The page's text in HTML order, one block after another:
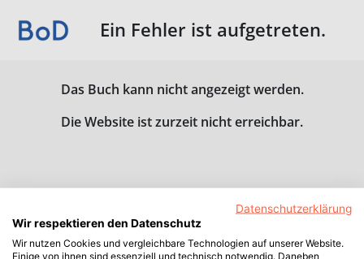
Ein Fehler ist aufgetreten.
Das Buch kann nicht angezeigt werden.
Die Website ist zurzeit nicht erreichbar.
Datenschutzerklärung
Wir respektieren den Datenschutz
Wir nutzen Cookies und vergleichbare Technologien auf unserer Website.
Einige von ihnen sind essenziell und technisch notwendig. Daneben